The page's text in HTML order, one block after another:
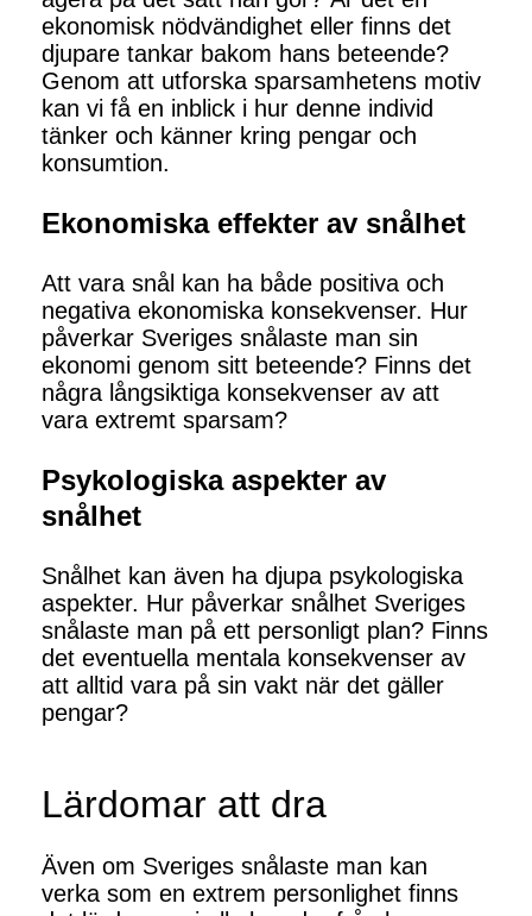
ekonomisk nödvändighet eller finns det
djupare tankar bakom hans beteende?
Genom att utforska sparsamhetens motiv
kan vi få en inblick i hur denne individ
tänker och känner kring pengar och
konsumtion.
Ekonomiska effekter av snålhet
Att vara snål kan ha både positiva och
negativa ekonomiska konsekvenser. Hur
påverkar Sveriges snålaste man sin
ekonomi genom sitt beteende? Finns det
några långsiktiga konsekvenser av att
vara extremt sparsam?
Psykologiska aspekter av
snålhet
Snålhet kan även ha djupa psykologiska
aspekter. Hur påverkar snålhet Sveriges
snålaste man på ett personligt plan? Finns
det eventuella mentala konsekvenser av
att alltid vara på sin vakt när det gäller
pengar?
Lärdomar att dra
Även om Sveriges snålaste man kan
verka som en extrem personlighet finns